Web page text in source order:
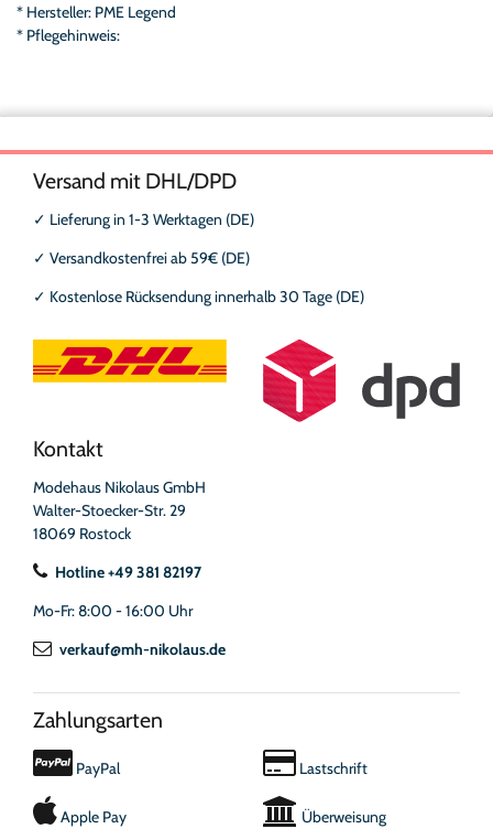
* Hersteller: PME Legend
* Pflegehinweis:
Versand mit DHL/DPD
✓ Lieferung in 1-3 Werktagen (DE)
✓ Versandkostenfrei ab 59€ (DE)
✓ Kostenlose Rücksendung innerhalb 30 Tage (DE)
Kontakt
Modehaus Nikolaus GmbH
Walter-Stoecker-Str. 29
18069 Rostock
Hotline +49 381 82197
Mo-Fr: 8:00 - 16:00 Uhr
verkauf@mh-nikolaus.de
Zahlungsarten
PayPal
Apple Pay
Lastschrift
Überweisung